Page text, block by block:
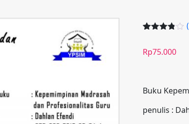
5
n
(
Rp75.000
Buku
penulis :